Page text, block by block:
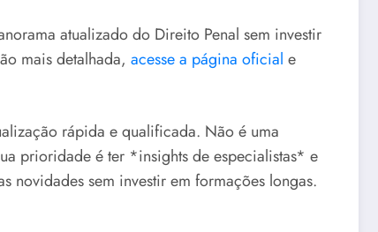
atualizado do Direito Penal sem investir
mais detalhada, acesse a página oficial e
rápida e qualificada. Não é uma
prioridade é ter *insights de especialistas* e
novidades sem investir em formações longas.